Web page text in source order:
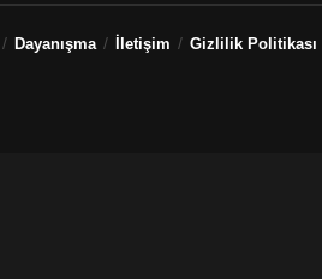
Dayanışma İletişim Gizlilik Politikası